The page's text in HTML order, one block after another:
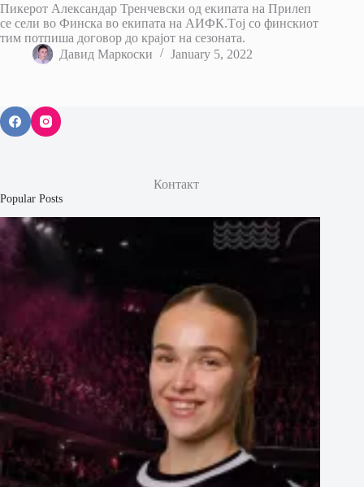
Пикерот Александар Тренчевски од екипата на Прилеп
се сели во Финска во екипата на АИФК.Tој со финскиот
тим потпиша договор до крајот на сезоната.
Давид Маркоски
January 5, 2022
Контакт
Popular Posts